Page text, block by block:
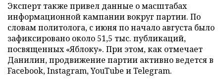
Эксперт также привел данные о масштабах
информационной кампании вокруг партии. По
словам политолога, с июня по начало августа было
зафиксировано около 51,5 тыс. публикаций,
посвященных «Яблоку». При этом, как отмечает
Данилин, продвижение партии активно ведется в
Facebook, Instagram, YouTube и Telegram.